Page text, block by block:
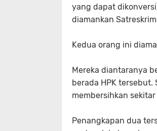
yang dapat
diamankan
Kedua orang ini
Mereka diantaranya
berada HPK
membersihkan
Penangkapan dua